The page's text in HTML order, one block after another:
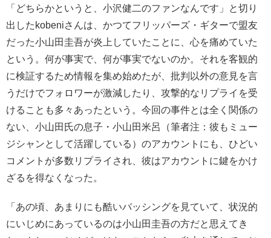
「どちらかというと、小沢健二のファンなんです」と切り
出したkobeniさんは、かつてフリッパーズ・ギターで盟友
だった小山田圭吾が炎上していたことに、心を痛めていた
という。何が事実で、何が事実でないのか。それを客観的
に検証するため情報を集め始めたが、批判以外の意見を言
うだけでフォロワーが激減したり、攻撃的なリプライを受
けることも多々あったという。今回の事件とは全く関係の
ない、小山田氏の息子・小山田米呂（筆者注：彼もミュー
ジシャンとして活躍している）のアカウントにも、ひどい
コメントが多数リプライされ、彼はアカウントに鍵をかけ
ざるを得なくなった。
「あの頃、あまりにも酷いバッシングを見ていて、状況的
にいじめにあっているのは小山田圭吾の方だと思えてき